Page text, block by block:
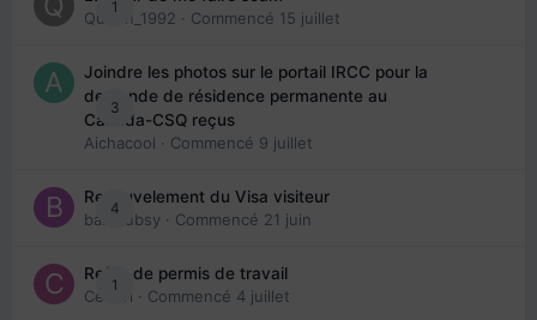
1
Queen_1992 · Commencé 15 juillet
3
Joindre les photos sur le portail IRCC pour la
demande de résidence permanente au
Canada-CSQ reçus
Aichacool · Commencé 9 juillet
4
Renouvelement du Visa visiteur
babibubsy · Commencé 21 juin
1
Refus de permis de travail
Cedbri · Commencé 4 juillet